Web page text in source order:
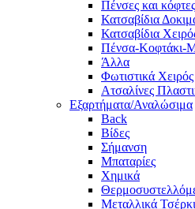
Πένσες και κόφτες
Κατσαβίδια
Κατσαβίδια
Πένσα-Κοφτάκι-
Άλλα
Φωτιστικά Χειρός
Ατσαλίνες
Εξαρτήματα/Αναλώσιμα
Back
Βίδες
Σήμανση
Μπαταρίες
Χημικά
Μεταλλικά Τσέρκι